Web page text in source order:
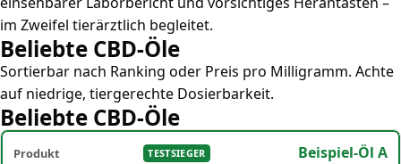
im Zweifel tierärztlich begleitet.
Beliebte CBD-Öle
Sortierbar nach Ranking oder Preis pro Milligramm. Achte
auf niedrige, tiergerechte Dosierbarkeit.
Beliebte CBD-Öle
TESTSIEGER
Beispiel-Öl A